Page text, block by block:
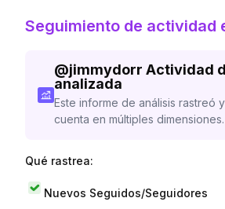
Seguimiento de actividad
@jimmydorr Actividad
analizada
Este informe de análisis rastreó
cuenta en múltiples dimensiones.
Qué rastrea:
Nuevos Seguidos/Seguidores